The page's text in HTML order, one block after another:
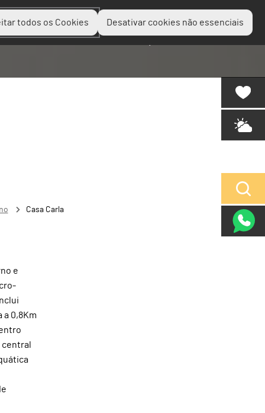
todos os Cookies Desativar cookies não essenciais
Planear Descobrir
Casa Carla
e
a 0,8Km